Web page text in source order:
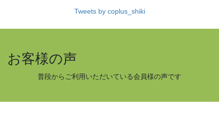
Tweets by coplus_shiki
お客様の声
普段からご利用いただいている会員様の声です